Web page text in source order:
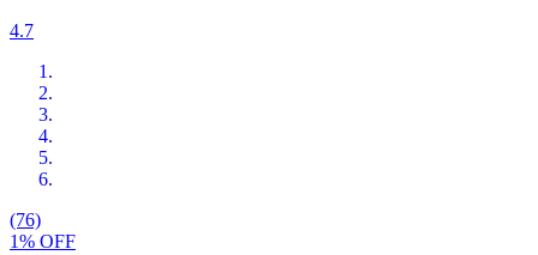
4.7
(76)
1% OFF